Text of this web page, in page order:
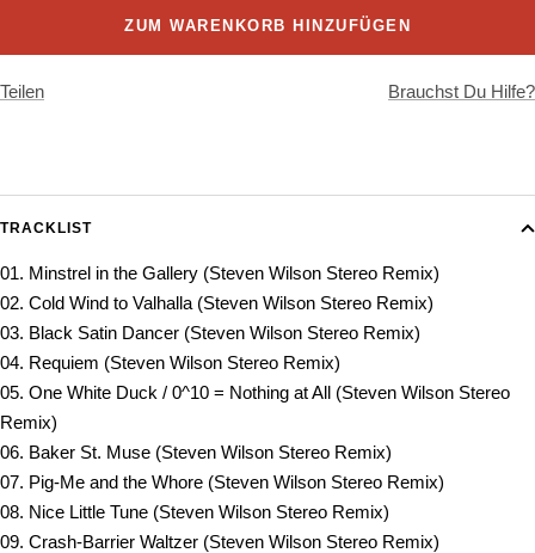
ZUM WARENKORB HINZUFÜGEN
Teilen Brauchst Du Hilfe?
TRACKLIST
01. Minstrel in the Gallery (Steven Wilson Stereo Remix)
02. Cold Wind to Valhalla (Steven Wilson Stereo Remix)
03. Black Satin Dancer (Steven Wilson Stereo Remix)
04. Requiem (Steven Wilson Stereo Remix)
05. One White Duck / 0^10 = Nothing at All (Steven Wilson Stereo
Remix)
06. Baker St. Muse (Steven Wilson Stereo Remix)
07. Pig-Me and the Whore (Steven Wilson Stereo Remix)
08. Nice Little Tune (Steven Wilson Stereo Remix)
09. Crash-Barrier Waltzer (Steven Wilson Stereo Remix)